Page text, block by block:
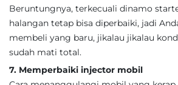
Beruntungnya, terkecuali dinamo
halangan tetap bisa diperbaiki, jadi
membeli yang baru, jikalau jikalau
sudah mati total.
7. Memperbaiki injector mobil